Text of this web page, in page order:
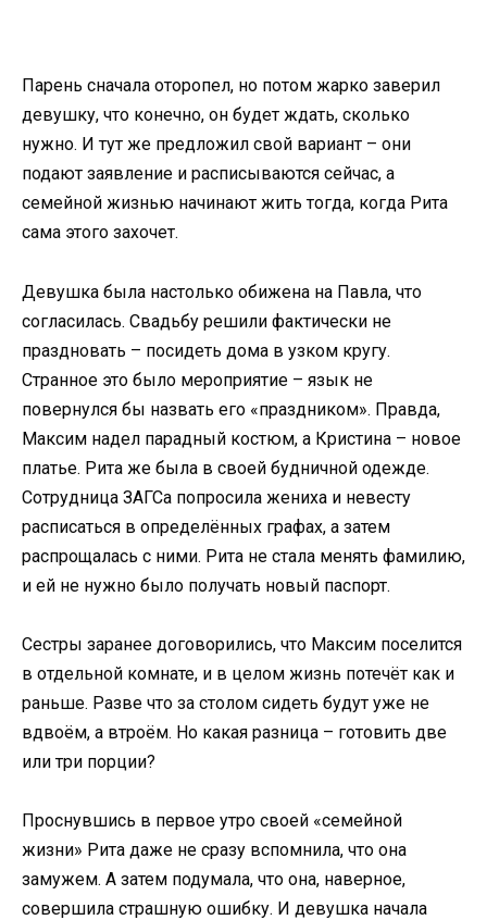
Парень сначала оторопел, но потом жарко заверил
девушку, что конечно, он будет ждать, сколько
нужно. И тут же предложил свой вариант – они
подают заявление и расписываются сейчас, а
семейной жизнью начинают жить тогда, когда Рита
сама этого захочет.
Девушка была настолько обижена на Павла, что
согласилась. Свадьбу решили фактически не
праздновать – посидеть дома в узком кругу.
Странное это было мероприятие – язык не
повернулся бы назвать его «праздником». Правда,
Максим надел парадный костюм, а Кристина – новое
платье. Рита же была в своей будничной одежде.
Сотрудница ЗАГСа попросила жениха и невесту
расписаться в определённых графах, а затем
распрощалась с ними. Рита не стала менять фамилию,
и ей не нужно было получать новый паспорт.
Сестры заранее договорились, что Максим поселится
в отдельной комнате, и в целом жизнь потечёт как и
раньше. Разве что за столом сидеть будут уже не
вдвоём, а втроём. Но какая разница – готовить две
или три порции?
Проснувшись в первое утро своей «семейной
жизни» Рита даже не сразу вспомнила, что она
замужем. А затем подумала, что она, наверное,
совершила страшную ошибку. И девушка начала